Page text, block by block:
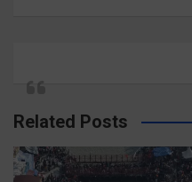
Related Posts